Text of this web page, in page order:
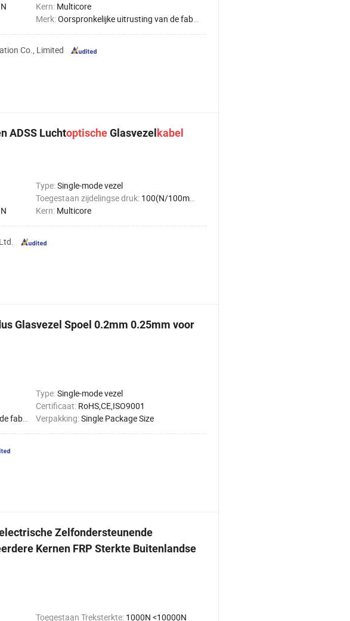
Kern: Multicore
Merk:Oorspronkelijke uitrusting van de fabrikant
Co., Limited
ADSS LuchtoptischeGlasvezel kabel
Type:Single-mode vezel
Toegestaan ​​zijdelingse druk: 100(N/100mm)<1000(N/100mm)
Kern: Multicore
Glasvezel Spoel 0.2mm 0.25mm voor
Type:Single-mode vezel
Certificaat: RoHS,CE,ISO9001
Verpakking:Single Package Size
Zelfondersteunende
Kernen FRP Sterkte Buitenlandse
Toegestaan ​​Treksterkte: 1000N <10000N